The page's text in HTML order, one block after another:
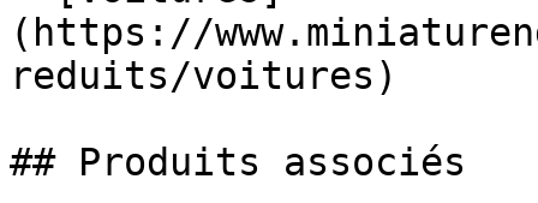
(https://
reduits/voitures)
## Produits associés